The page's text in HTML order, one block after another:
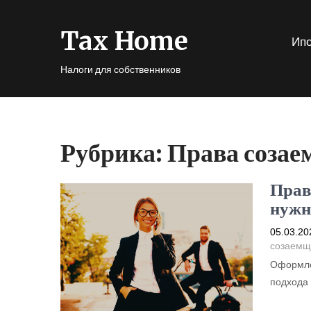
Tax Home
Налоги для собственников
Рубрика:Права